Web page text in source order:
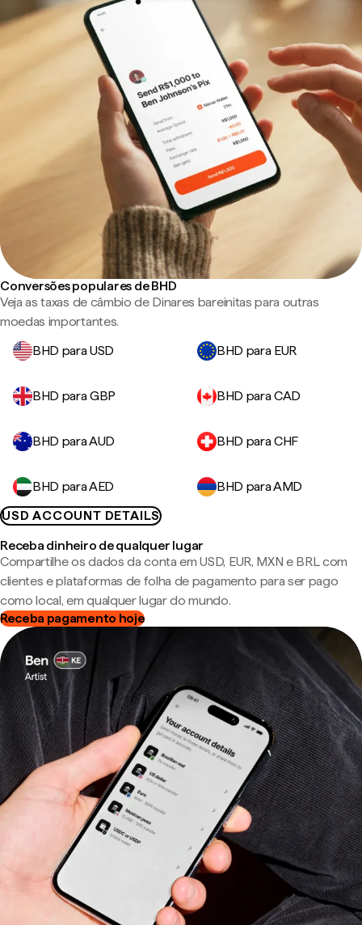
Conversões populares de BHD
Veja as taxas de câmbio de Dinares bareinitas para outras
moedas importantes.
BHD para USD
BHD para EUR
BHD para GBP BHD para CAD
BHD para AUD BHD para CHF
BHD para AED
BHD para AMD
USD ACCOUNT DETAILS
Receba dinheiro de qualquer lugar
Compartilhe os dados da conta em USD, EUR, MXN e BRL com
clientes e plataformas de folha de pagamento para ser pago
como local, em qualquer lugar do mundo.
Receba pagamento hoje